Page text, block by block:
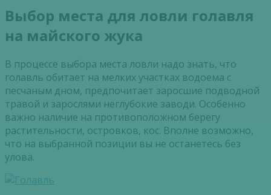
Выбор места для ловли голавля
на майского жука
В процессе выбора места ловли надо знать, что
голавль обитает на мелких участках водоема с
песчаным дном, предпочитает заросшие подводной
травой и зарослями неглубокие заводи. Особенно
важно наличие на противоположном берегу
растительности, островков, кос. Вполне возможно,
что на выбранной позиции вы не останетесь без
улова.